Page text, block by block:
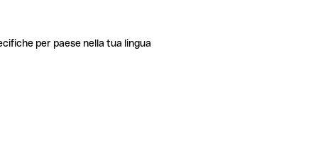
per paese nella tua lingua